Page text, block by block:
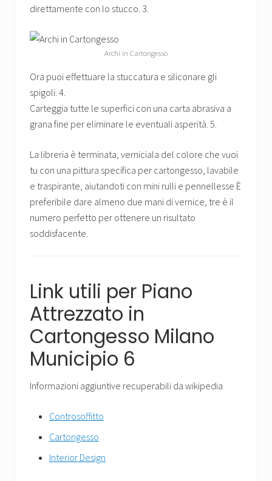
direttamente con lo stucco. 3.
Archi in Cartongesso
Ora puoi effettuare la stuccatura e siliconare gli
spigoli. 4.
Carteggia tutte le superfici con una carta abrasiva a
grana fine per eliminare le eventuali asperità. 5.
La libreria è terminata, verniciala del colore che vuoi
tu con una pittura specifica per cartongesso, lavabile
e traspirante, aiutandoti con mini rulli e pennellesse È
preferibile dare almeno due mani di vernice, tre è il
numero perfetto per ottenere un risultato
soddisfacente.
Link utili per Piano
Attrezzato in
Cartongesso Milano
Municipio 6
Informazioni aggiuntive recuperabili da wikipedia
Controsoffitto
Cartongesso
Interior Design